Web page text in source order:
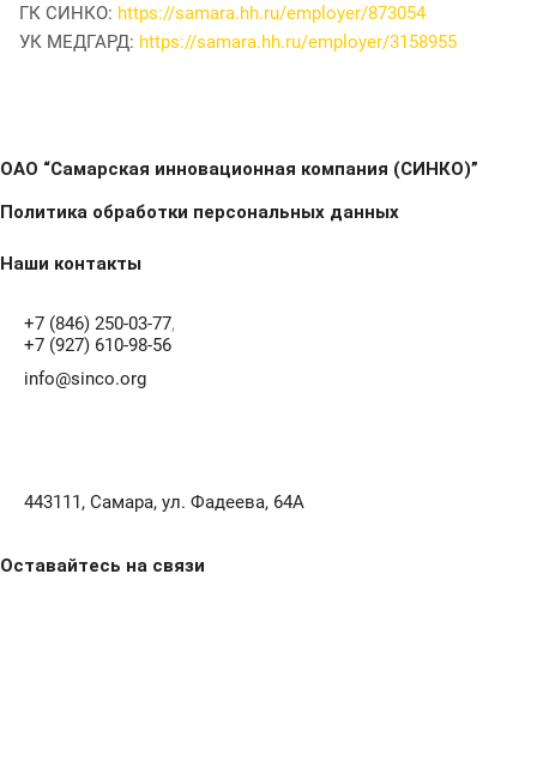
ГК СИНКО: https://samara.hh.ru/employer/873054
УК МЕДГАРД: https://samara.hh.ru/employer/3158955
ОАО “Самарская инновационная компания (СИНКО)”
Политика обработки персональных данных
Наши контакты
+7 (846) 250-03-77,
+7 (927) 610-98-56
info@sinco.org
443111, Самара, ул. Фадеева, 64А
Оставайтесь на связи